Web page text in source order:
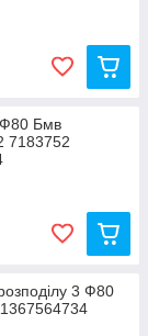
Ф80 Бмв
7183752
3 Ф80